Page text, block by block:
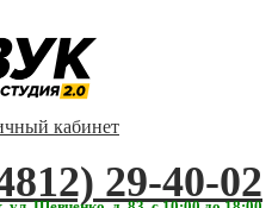
кабинет
29-40-02